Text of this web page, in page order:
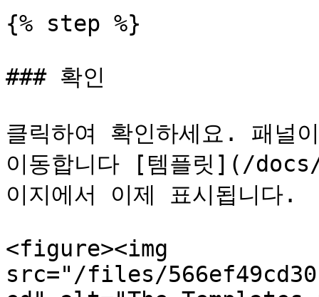
{% step %}
### 확인
클릭하여 확인하세요. 패널
이동합니다 [템플릿](/
이지에서 이제 표시됩니다.
<figure><img
src="/files/